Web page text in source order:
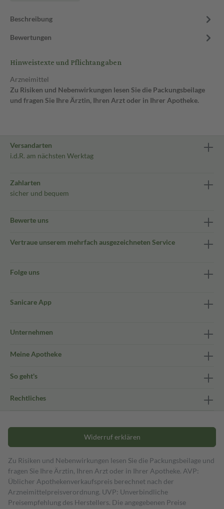
Beschreibung
Bewertungen
Hinweistexte und Pflichtangaben
Arzneimittel
Zu Risiken und Nebenwirkungen lesen Sie die Packungsbeilage
und fragen Sie Ihre Ärztin, Ihren Arzt oder in Ihrer Apotheke.
Versandarten
i.d.R. am nächsten Werktag
Zahlarten
sicher und bequem
Bewerte uns
Vertraue unserem mehrfach ausgezeichneten Service
Folge uns
Sanicare App
Unternehmen
Meine Apotheke
So geht's
Rechtliches
Widerruf erklären
Zu Risiken und Nebenwirkungen lesen Sie die Packungsbeilage und
fragen Sie Ihre Ärztin, Ihren Arzt oder in Ihrer Apotheke. AVP:
Üblicher Apothekenverkaufspreis berechnet nach der
Arzneimittelpreisverordnung. UVP: Unverbindliche
Preisempfehlung des Herstellers. Die angegebenen Preise